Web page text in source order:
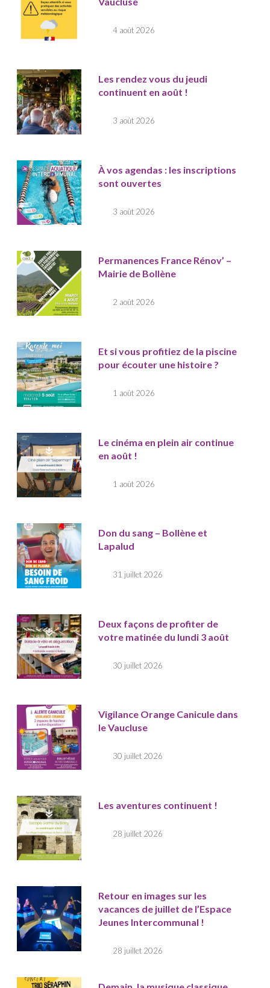
4 août 2026
Les rendez vous du jeudi
continuent en août !
3 août 2026
À vos agendas : les inscriptions
sont ouvertes
3 août 2026
Permanences France Rénov’ –
Mairie de Bollène
2 août 2026
Et si vous profitiez de la piscine
pour écouter une histoire ?
1 août 2026
Le cinéma en plein air continue
en août !
1 août 2026
Don du sang – Bollène et
Lapalud
31 juillet 2026
Deux façons de profiter de
votre matinée du lundi 3 août
30 juillet 2026
Vigilance Orange Canicule dans
le Vaucluse
30 juillet 2026
Les aventures continuent !
28 juillet 2026
Retour en images sur les
vacances de juillet de l’Espace
Jeunes Intercommunal !
28 juillet 2026